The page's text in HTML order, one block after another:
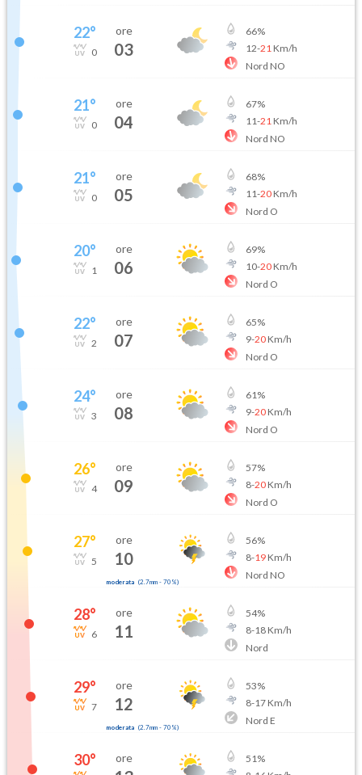
22°
0
ore
03
66%
12-21Km/h
Nord NO
21°
0
ore
04
67%
11-21Km/h
Nord NO
21°
0
ore
05
68%
11-20Km/h
Nord O
20°
1
ore
06
69%
10-20Km/h
Nord O
22°
2
ore
07
65%
9-20Km/h
Nord O
24°
3
ore
08
61%
9-20Km/h
Nord O
26°
4
ore
09
57%
8-20Km/h
Nord O
27°
5
ore
10
moderata (2.7mm- 70 %)
56%
8-19Km/h
Nord NO
28°
6
ore
11
54%
8-18Km/h
Nord
29°
7
ore
12
moderata (2.7mm- 70 %)
53%
8-17Km/h
Nord E
30° ore 51%